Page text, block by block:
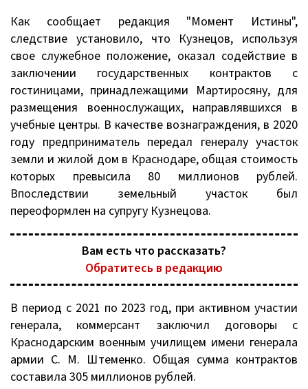
Как сообщает редакция "Момент Истины",
следствие установило, что Кузнецов, используя
свое служебное положение, оказал содействие в
заключении государственных контрактов с
гостиницами, принадлежащими Мартиросяну, для
размещения военнослужащих, направлявшихся в
учебные центры. В качестве вознаграждения, в 2020
году предприниматель передал генералу участок
земли и жилой дом в Краснодаре, общая стоимость
которых превысила 80 миллионов рублей.
Впоследствии земельный участок был
переоформлен на супругу Кузнецова.
В период с 2021 по 2023 год, при активном участии
генерала, коммерсант заключил договоры с
Краснодарским военным училищем имени генерала
армии С. М. Штеменко. Общая сумма контрактов
составила 305 миллионов рублей.
Вам есть что рассказать?
Обратитесь в редакцию